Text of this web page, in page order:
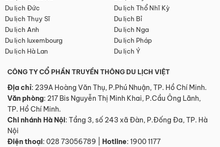
Du lịch Đức
Du lịch Thổ Nhĩ Kỳ
Du lịch Thụy Sĩ
Du lịch Bỉ
Du lịch Anh
Du lịch Nga
Du lịch luxembourg
Du lịch Pháp
Du lịch Hà Lan
Du lịch Ý
CÔNG TY CỔ PHẦN TRUYỀN THÔNG DU LỊCH VIỆT
Địa chỉ: 239A Hoàng Văn Thụ, P.Phú Nhuận, TP. Hồ Chí Minh.
Văn phòng: 217 Bis Nguyễn Thị Minh Khai, P.Cầu Ông Lãnh,
TP. Hồ Chí Minh.
Chi nhánh Hà Nội: Tầng 3, số 243 xã Đàn, P.Đống Đa, TP. Hà
Nội
Điện thoại: 028 73056789 Hotline: 1900 1177